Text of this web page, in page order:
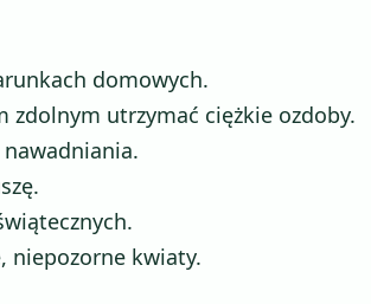
domowych.
zdolnym utrzymać ciężkie ozdoby.
niepozorne kwiaty.